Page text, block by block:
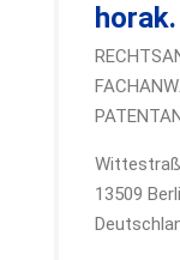
horak.
13509